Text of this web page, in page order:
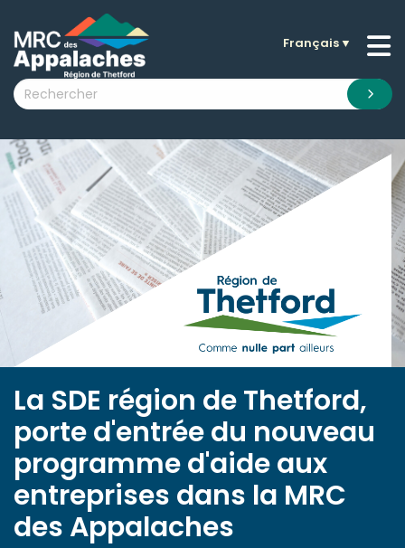
submenu (La MRC )
submenu (Citoyens )
submenu (Visiteurs )
submenu (Nouvelles )
submenu (Documentation )
Français▼
La SDE région de Thetford,
porte d'entrée du nouveau
programme d'aide aux
entreprises dans la MRC
des Appalaches